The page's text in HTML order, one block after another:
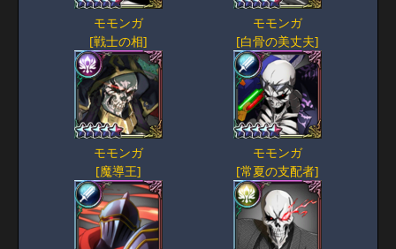
モモンガ
[戦士の相]
モモンガ
[白骨の美丈夫]
モモンガ
[魔導王]
モモンガ
[常夏の支配者]